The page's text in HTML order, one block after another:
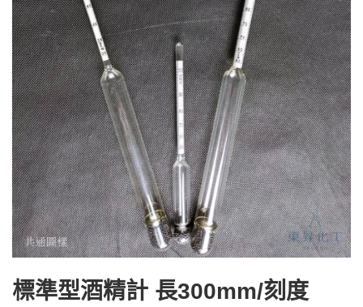
標準型酒精計 長300mm/刻度